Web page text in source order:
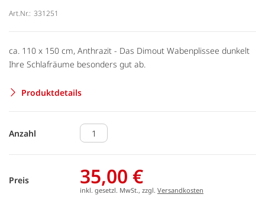
Art.Nr.: 331251
ca. 110 x 150 cm, Anthrazit - Das Dimout Wabenplissee dunkelt
Ihre Schlafräume besonders gut ab.
Produktdetails
Anzahl
Preis 35,00 €
inkl. gesetzl. MwSt., zzgl. Versandkosten